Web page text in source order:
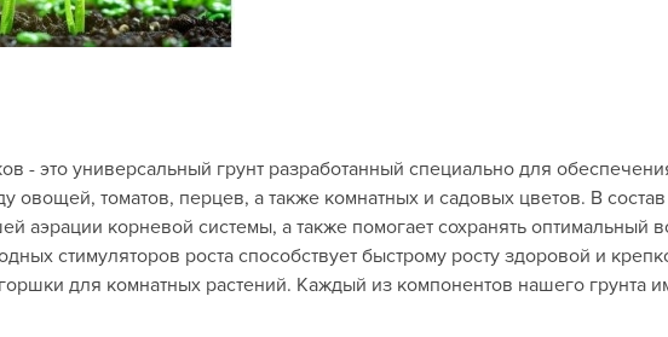
- это универсальный грунт разработанный специально для
овощей, томатов, перцев, а также комнатных и садовых цветов. В
аэрации корневой системы, а также помогает сохранять
стимуляторов роста способствует быстрому росту здоровой и
для комнатных растений. Каждый из компонентов нашего грунта